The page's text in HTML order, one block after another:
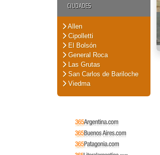
CIUDADES
Allen
Cipolletti
El Bolsón
General Roca
Las Grutas
San Carlos de Bariloche
Viedma